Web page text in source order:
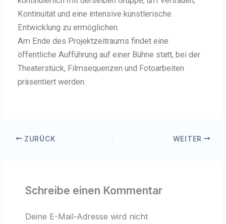
Kontinuität und eine intensive künstlerische
Entwicklung zu ermöglichen.
Am Ende des Projektzeitraums findet eine
öffentliche Aufführung auf einer Bühne statt, bei der
Theaterstück, Filmsequenzen und Fotoarbeiten
präsentiert werden.
ZURÜCK WEITER
Schreibe einen Kommentar
Deine E-Mail-Adresse wird nicht